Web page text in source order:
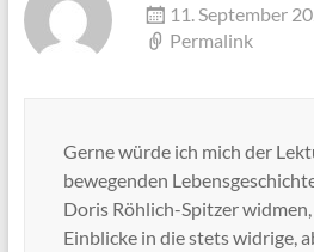
11. September
Permalink
Gerne würde ich mich der
bewegenden
Doris Röhlich-Spitzer
Einblicke in die stets widrige,